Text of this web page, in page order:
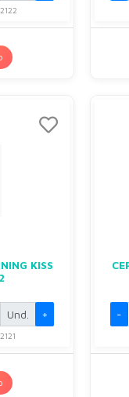
KISS
Und. +
-